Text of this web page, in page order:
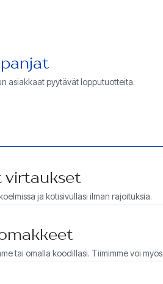
asiakkaat pyytävät lopputuotteita.
virtaukset
ja kotisivullasi ilman rajoituksia.
tai omalla koodillasi. Tiimimme voi myös